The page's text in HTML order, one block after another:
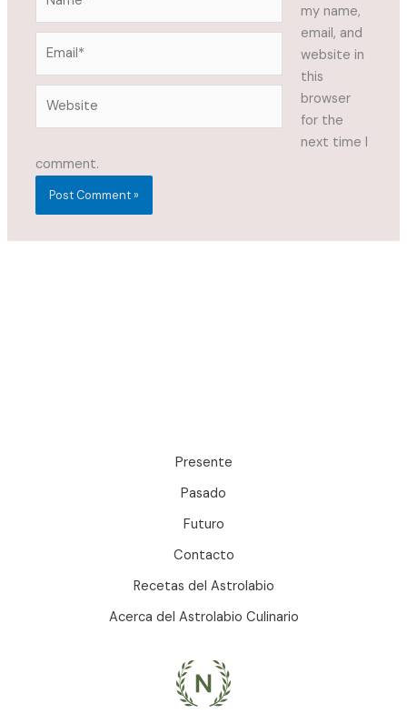
my name,
email, and
website in
this
browser
for the
next time I
comment.
Presente
Pasado
Futuro
Contacto
Recetas del Astrolabio
Acerca del Astrolabio Culinario